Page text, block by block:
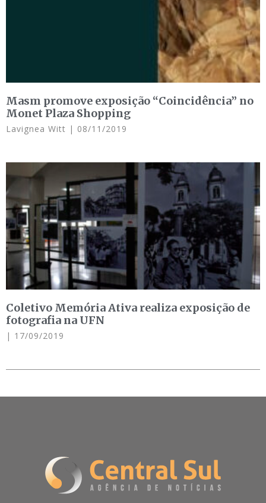
Masm promove exposição “Coincidência” no
Monet Plaza Shopping
Lavignea Witt 08/11/2019
Coletivo Memória Ativa realiza exposição de
fotografia na UFN
17/09/2019